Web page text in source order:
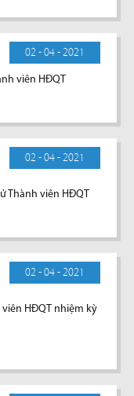
02 - 04 - 2021
viên HĐQT
02 - 04 - 2021
Thành viên HĐQT
02 - 04 - 2021
HĐQT nhiệm kỳ